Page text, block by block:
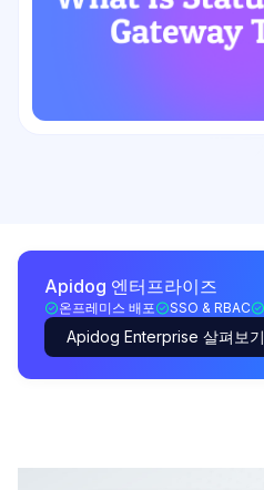
Apidog 엔터프라이즈
온프레미스 배포 SSO & RBAC
Apidog Enterprise 살펴보기